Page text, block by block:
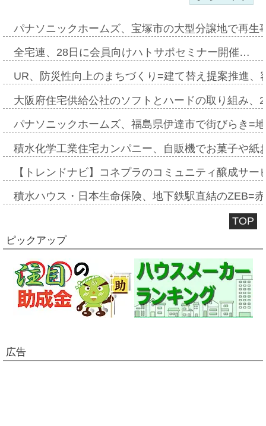
パナソニックホームズ、宝塚市の大型分譲地で再
全宅連、28日に会員向けハトサポセミナー開催…
UR、防災性向上のまちづくり=建て替え提案推進
大阪府住宅供給公社のソフトとハードの取り組み
パナソニックホームズ、福島県伊達市で街びらき=
積水化学工業住宅カンパニー、自販機でお菓子や
【トレンドナビ】コネプラのコミュニティ醸成サ
積水ハウス・日本生命保険、地下鉄駅直結のZEB=
TOP
ピックアップ
広告